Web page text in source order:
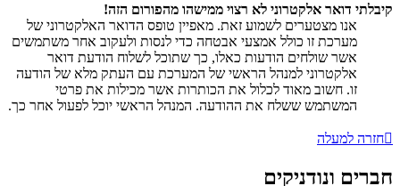
קיבלתי דואר אלקטרוני לא רצוי ממישהו מהפורום הזה!
אנו מצטערים לשמוע זאת. מאפיין טופס הדואר האלקטרוני של
מערכת זו כולל אמצעי אבטחה כדי לנסות ולעקוב אחר משתמשים
אשר שולחים הודעות כאלו, כך שתוכל לשלוח הודעת דואר
אלקטרוני למנהל הראשי של המערכת עם העתק מלא של הודעה
זו. חשוב מאוד לכלול את הכותרות אשר מכילות את פרטי
המשתמש ששלח את ההודעה. המנהל הראשי יוכל לפעול אחר כך.
חזרה למעלה
חברים ונודניקים